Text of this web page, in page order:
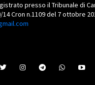
presso il Tribunale di
Cron n.1109 del 7 ottobre